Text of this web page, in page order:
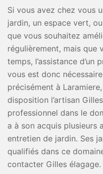
Si vous avez chez vous
jardin, un espace vert,
que vous souhaitez
régulièrement, mais que
temps, l’assistance d’un
vous est donc
précisément à
disposition l’artisan
professionnel dans le
a à son acquis plusieurs
entretien de jardin. Ses
qualifiés dans ce
contacter Gilles élagage.